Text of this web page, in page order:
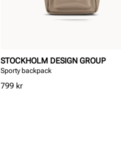
STOCKHOLM DESIGN GROUP
Sporty backpack
Pris
799 kr